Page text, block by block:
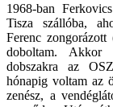
1968-ban
Tisza szállóba,
Ferenc
doboltam. Akkor
dobszakra az
hónapig voltam az
zenész, a